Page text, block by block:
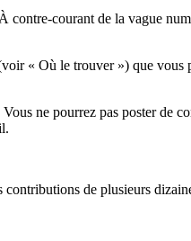
contre-courant de la vague
« Où le trouver ») que vous
ne pourrez pas poster de
de plusieurs